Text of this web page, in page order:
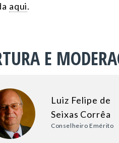
aqui.
E
Luiz Felipe de
Seixas Corrêa
Conselheiro Emérito